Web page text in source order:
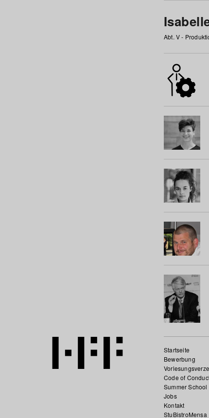
Abt. V -
Startseite
Bewerbung
Code of
Summer School
Jobs
Kontakt
StuBistroMensa